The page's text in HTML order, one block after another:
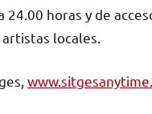
horas y de
locales.